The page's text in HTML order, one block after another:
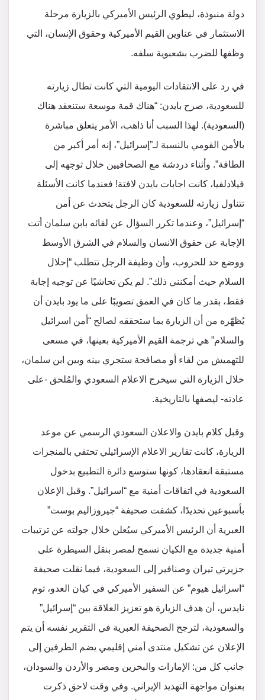
دولة منبوذة، ليطوي الرئيس الأميركي بالزيارة مرحلة
الاستثمار في عناوين القيم الأميركية وحقوق الإنسان، التي
وظفها للضرب بشعبوية سلفه.
في رد على الانتقادات اليومية التي كانت تطال زيارته
للسعودية، صرح بايدن: “هناك قمة موسعة ستنعقد هناك
(السعودية). لهذا السبب أنا ذاهب، الأمر يتعلق مباشرة
بالأمن القومي بالنسبة لـ”إسرائيل”، إنه أمر أكبر من
الطاقة”. وأثناء دردشة مع الصحافيين خلال توجهه إلى
فيلادلفيا، كانت اجابات بايدن لافتة! فعندما كانت الأسئلة
تتناول زيارته للسعودية كان الرجل يتحدث عن أمن
“إسرائيل”، وعندما تكرر السؤال عن لقائه بابن سلمان أتت
الإجابة عن حقوق الانسان والسلام في الشرق الأوسط
ووضع حد للحروب، وأن وظيفة الرجل تتطلب “إحلال
السلام حيث أمكنني ذلك”. لم يكن تحاشيًا عن توجيه إجابة
فقط، بقدر ما كان في العمق تصويبًا على ما يود بايدن أن
يُظهّره من أن الزيارة بما ستحققه لصالح “أمن اسرائيل
والسلام” هي ترجمة القيم الأميركية بعينها، في مسعى
للتهميش من لقاء أو مصافحة ستجري بينه وبين ابن سلمان،
خلال الزيارة التي سيخرج الاعلام السعودي والمُلحق -على
عادته- ليصفها بالتاريخية.
وقبل كلام بايدن والاعلان السعودي الرسمي عن موعد
الزيارة، كانت تقارير الاعلام الإسرائيلي تحتفي بالمنجزات
مستبقة انعقادها، كونها ستوسع دائرة التطبيع بدخول
السعودية في اتفاقات أمنية مع “اسرائيل”. وقبل الإعلان
بأسبوعين تحديدًا، كشفت صحيفة “جيروزاليم بوست”
العبرية أن الرئيس الأميركي سيُعلن خلال جولته عن ترتيبات
أمنية جديدة مع الكيان تسمح لمصر بنقل السيطرة على
جزيرتي تيران وصنافير إلى السعودية، فيما نقلت صحيفة
“اسرائيل هيوم” عن السفير الأميركي في كيان العدو، توم
نايدس، أن هدف الزيارة هو تعزيز العلاقة بين “إسرائيل”
والسعودية، لترجح الصحيفة العبرية في التقرير نفسه أن يتم
الإعلان عن تشكيل منتدى أمني إقليمي يضم الطرفين إلى
جانب كل من: الإمارات والبحرين ومصر والأردن والسودان،
بعنوان مواجهة التهديد الإيراني. وفي وقت لاحق ذكرت